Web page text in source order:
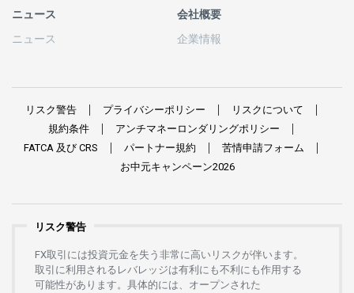
ニュース
ニュース
会社概要
企業情報
リスク警告 プライバシーポリシー
リスクについて
規約条件
アンチマネーロンダリングポリシー
FATCA 及び CRS パートナー規約 苦情申請フォーム
お中元キャンペーン2026
リスク警告
FX取引には投資元金を失う 非常に高い リスクが伴います。
取引に利用さ れる レバレッジは有利にも不利にも作用する
可能性があります。 具体的には、 オープンさ れた